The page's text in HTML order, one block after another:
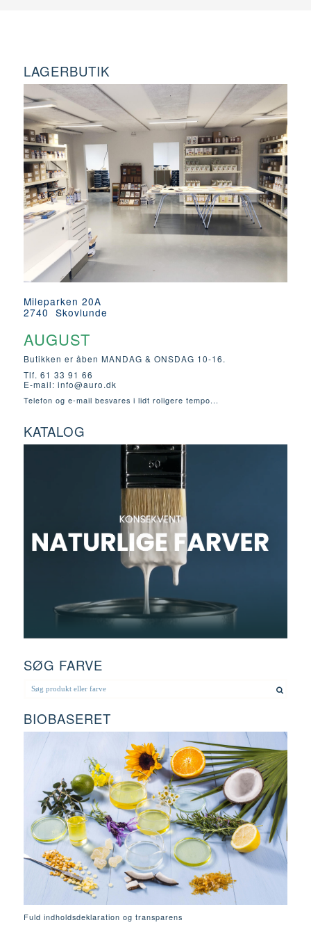
LAGERBUTIK
Mileparken 20A
2740 Skovlunde
AUGUST
Butikken er åben MANDAG & ONSDAG 10-16.
Tlf. 61 33 91 66
E-mail: info@auro.dk
Telefon og e-mail besvares i lidt roligere tempo...
KATALOG
SØG FARVE
BIOBASERET
Fuld indholdsdeklaration og transparens